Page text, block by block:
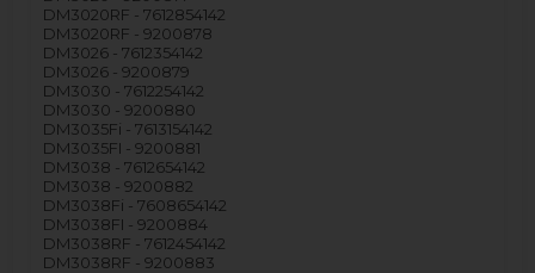
DM3020RF - 7612854142
DM3020RF - 9200878
DM3026 - 7612354142
DM3026 - 9200879
DM3030 - 7612254142
DM3030 - 9200880
DM3035Fi - 7613154142
DM3035FI - 9200881
DM3038 - 7612654142
DM3038 - 9200882
DM3038Fi - 7608654142
DM3038FI - 9200884
DM3038RF - 7612454142
DM3038RF - 9200883